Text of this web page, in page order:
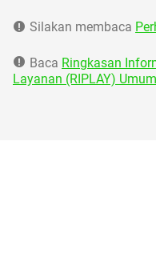
Silakan membaca
Baca Ringkasan
Layanan (RIPLAY) Umum